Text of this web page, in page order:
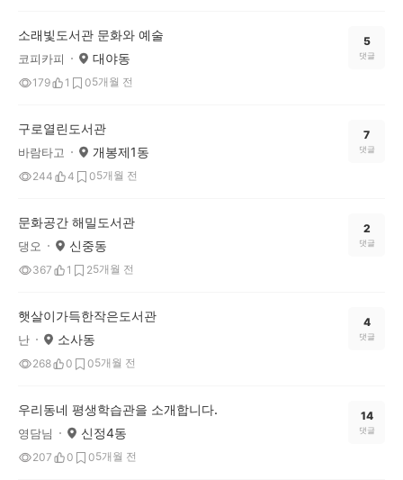
소래빛도서관 문화와 예술
코피카피 대야동
179 1 05개월 전
5
댓글
구로열린도서관
바람타고 개봉제1동
244 4 05개월 전
7
댓글
문화공간 해밀도서관
댕오 신중동
367 1 25개월 전
2
댓글
햇살이가득한작은도서관
난 소사동
268 0 05개월 전
4
댓글
우리동네 평생학습관을 소개합니다.
영담님 신정4동
207 0 05개월 전
14
댓글